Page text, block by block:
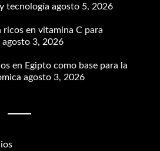
tecnología agosto 5, 2026
ricos en vitamina C para
agosto 3, 2026
en Egipto como base para la
agosto 3, 2026